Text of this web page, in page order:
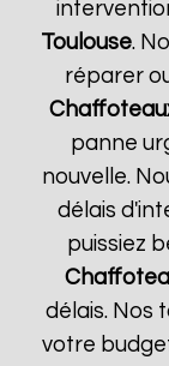
Toulouse.
réparer
panne
nouvelle.
délais
puissiez
délais. Nos
votre